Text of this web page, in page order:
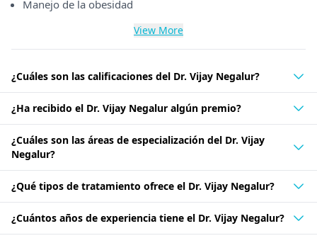
Manejo de la obesidad
View More
¿Cuáles son las calificaciones del Dr. Vijay Negalur?
¿Ha recibido el Dr. Vijay Negalur algún premio?
¿Cuáles son las áreas de especialización del Dr. Vijay
Negalur?
¿Qué tipos de tratamiento ofrece el Dr. Vijay Negalur?
¿Cuántos años de experiencia tiene el Dr. Vijay Negalur?